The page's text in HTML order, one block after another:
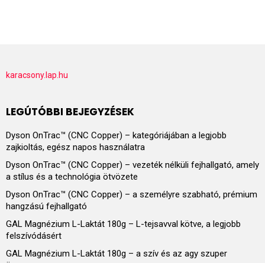
karacsony.lap.hu
LEGÚTÓBBI BEJEGYZÉSEK
Dyson OnTrac™ (CNC Copper) – kategóriájában a legjobb
zajkioltás, egész napos használatra
Dyson OnTrac™ (CNC Copper) – vezeték nélküli fejhallgató, amely
a stílus és a technológia ötvözete
Dyson OnTrac™ (CNC Copper) – a személyre szabható, prémium
hangzású fejhallgató
GAL Magnézium L-Laktát 180g – L-tejsavval kötve, a legjobb
felszívódásért
GAL Magnézium L-Laktát 180g – a szív és az agy szuper